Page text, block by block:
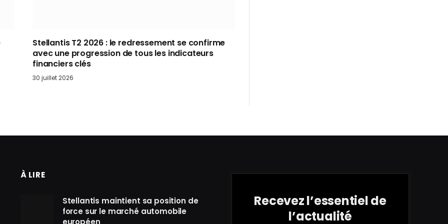
Stellantis T2 2026 : le redressement se confirme
avec une progression de tous les indicateurs
financiers clés
30 juillet 2026
À LIRE
Stellantis maintient sa position de
force sur le marché automobile
européen
Recevez l’essentiel de
l’actualité